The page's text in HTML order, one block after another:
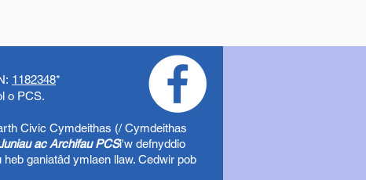
1182348*
o PCS.
Civic Cymdeithas (/ Cymdeithas
ac Archifau PCSi'w defnyddio
ganiatâd ymlaen llaw. Cedwir pob